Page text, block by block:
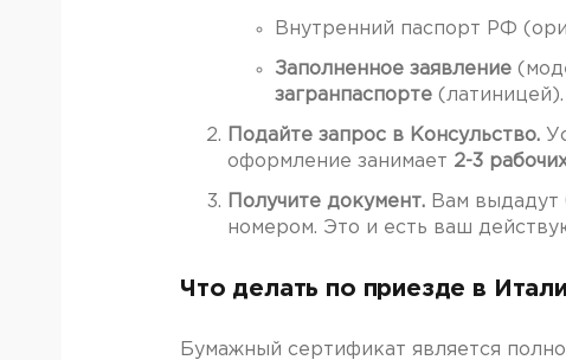
Внутренний паспорт РФ
Заполненное заявление
загранпаспорте (латиницей).
Подайте запрос в Консульство.
оформление занимает 2-3
Получите документ. Вам выдадут
номером. Это и есть ваш
Что делать по приезде в
Бумажный сертификат является